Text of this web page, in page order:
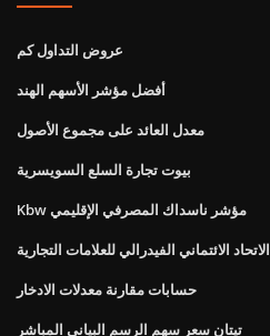
عروض التداول كم
أفضل مؤشر الأسهم الهند
معدل العائد على مجموع الأصول
بيوت تجارة السلع السويسرية
Kbw مؤشر ناسداك المصرفي الإقليمي
الاتحاد الائتماني الفيدرالي للعلامات التجارية
حسابات مقارنة معدلات الادخار
تيتان سعر سهم الرسم البياني المباشر